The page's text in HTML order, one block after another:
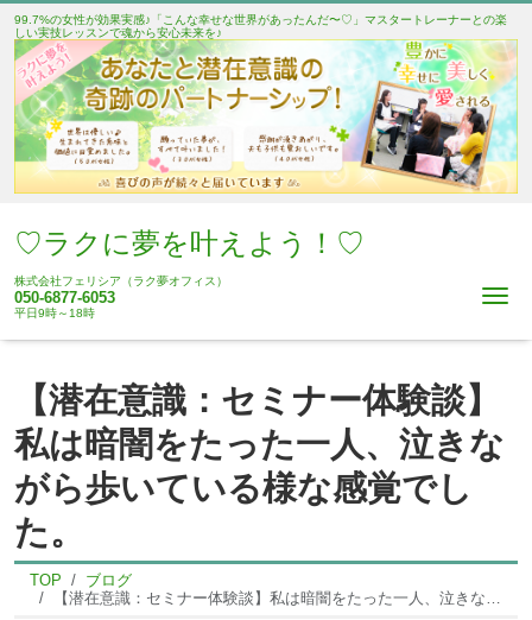
99.7%の女性が効果実感♪「こんな幸せな世界があったんだ〜♡」マスタートレーナーとの楽
しい実技レッスンで魂から安心未来を♪
♡ラクに夢を叶えよう！♡
株式会社フェリシア（ラク夢オフィス）
050-6877-6053
平日9時～18時
【潜在意識：セミナー体験談】
私は暗闇をたった一人、泣きな
がら歩いている様な感覚でし
た。
TOP
ブログ
【潜在意識：セミナー体験談】私は暗闇をたった一人、泣きながら歩いている様な感覚でした。